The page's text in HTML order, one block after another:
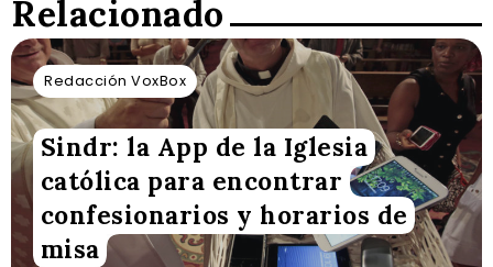
Relacionado
Redacción VoxBox
Sindr: la App de la Iglesia
católica para encontrar
confesionarios y horarios de
misa